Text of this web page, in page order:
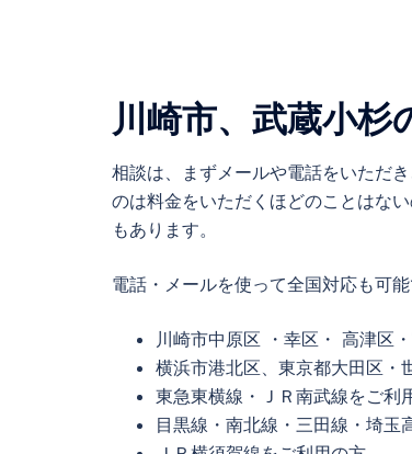
川崎市、武蔵小杉
相談は、まずメールや電話をいただ
のは料金をいただくほどのことはな
もあります。
電話・メールを使って全国対応も可
川崎市中原区 ・幸区・ 高津区
横浜市港北区、東京都大田区・
東急東横線・ＪＲ南武線をご利
目黒線・南北線・三田線・埼玉